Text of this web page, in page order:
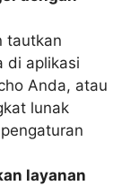
tautkan
di aplikasi
Anda, atau
lunak
layanan